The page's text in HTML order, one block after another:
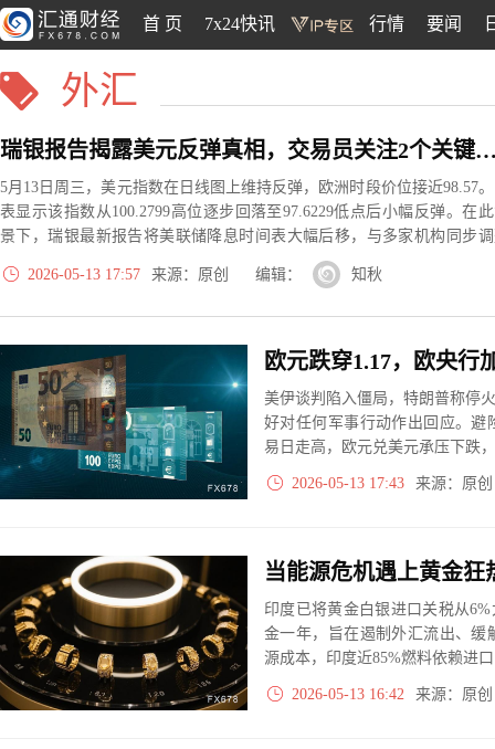
首 页 7x24快讯 行情 要闻
外汇
瑞银报告揭露美元反弹真相，交易员关
5月13日周三，美元指数在日线图上维持反弹，欧洲时段价位接近98.57
表显示该指数从100.2799高位逐步回落至97.6229低点后小幅反弹。在
景下，瑞银最新报告将美联储降息时间表大幅后移，与多家机构同步
2026-05-13 17:57
来源：原创 编辑： 知秋
欧元跌穿1.17，欧央行
美伊谈判陷入僵局，特朗普称停
好对任何军事行动作出回应。避
易日走高，欧元兑美元承压下跌
2026-05-13 17:43 来源：原
当能源危机遇上黄金
印度已将黄金白银进口关税从
金一年，旨在遏制外汇流出、缓
源成本，印度近85%燃料依赖进
历史新低。
2026-05-13 16:42 来源：原